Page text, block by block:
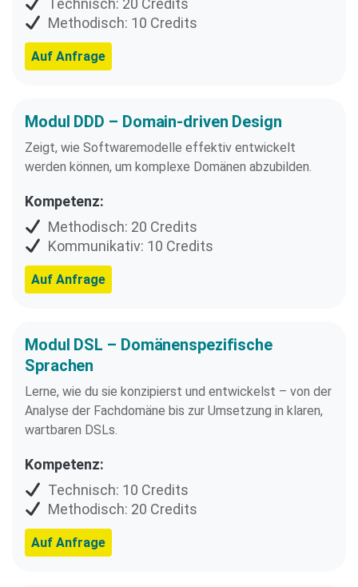
Technisch: 20 Credits
Methodisch: 10 Credits
Auf Anfrage
Modul DDD – Domain-driven Design
Zeigt, wie Softwaremodelle effektiv entwickelt
werden können, um komplexe Domänen abzubilden.
Kompetenz:
Methodisch: 20 Credits
Kommunikativ: 10 Credits
Auf Anfrage
Modul DSL – Domänenspezifische
Sprachen
Lerne, wie du sie konzipierst und entwickelst – von der
Analyse der Fachdomäne bis zur Umsetzung in klaren,
wartbaren DSLs.
Kompetenz:
Technisch: 10 Credits
Methodisch: 20 Credits
Auf Anfrage